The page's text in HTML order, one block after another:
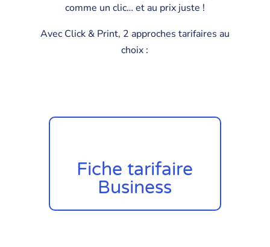
comme un clic… et au prix juste !
Avec Click & Print, 2 approches tarifaires au
choix :
Fiche tarifaire
Business